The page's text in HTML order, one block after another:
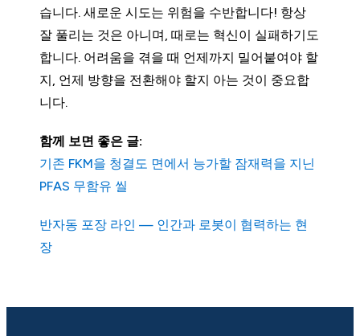
습니다. 새로운 시도는 위험을 수반합니다! 항상
잘 풀리는 것은 아니며, 때로는 혁신이 실패하기도
합니다. 어려움을 겪을 때 언제까지 밀어붙여야 할
지, 언제 방향을 전환해야 할지 아는 것이 중요합
니다.
함께 보면 좋은 글:
기존 FKM을 청결도 면에서 능가할 잠재력을 지닌
PFAS 무함유 씰
반자동 포장 라인 — 인간과 로봇이 협력하는 현
장